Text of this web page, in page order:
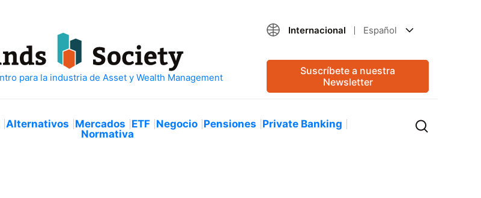
Internacional Español
Suscríbete a nuestra
Newsletter
Alternativos Mercados ETF Negocio Pensiones Private Banking
Normativa